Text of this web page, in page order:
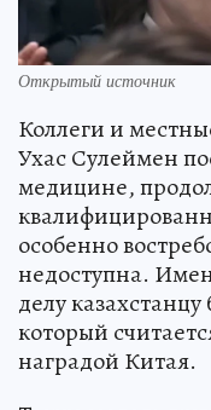
Открытый источник
Коллеги и
Ухас Сулеймен
медицине,
особенно
недоступна.
делу
который
наградой Китая.